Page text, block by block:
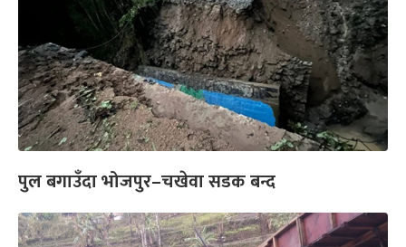
पुल बगाउँदा भोजपुर–चखेवा सडक बन्द